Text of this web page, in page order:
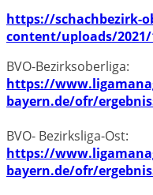
https://schachbezirk-
content/uploads/2021/
BVO-Bezirksoberliga:
https://
bayern.de/ofr/
BVO- Bezirksliga-Ost:
https://
bayern.de/ofr/